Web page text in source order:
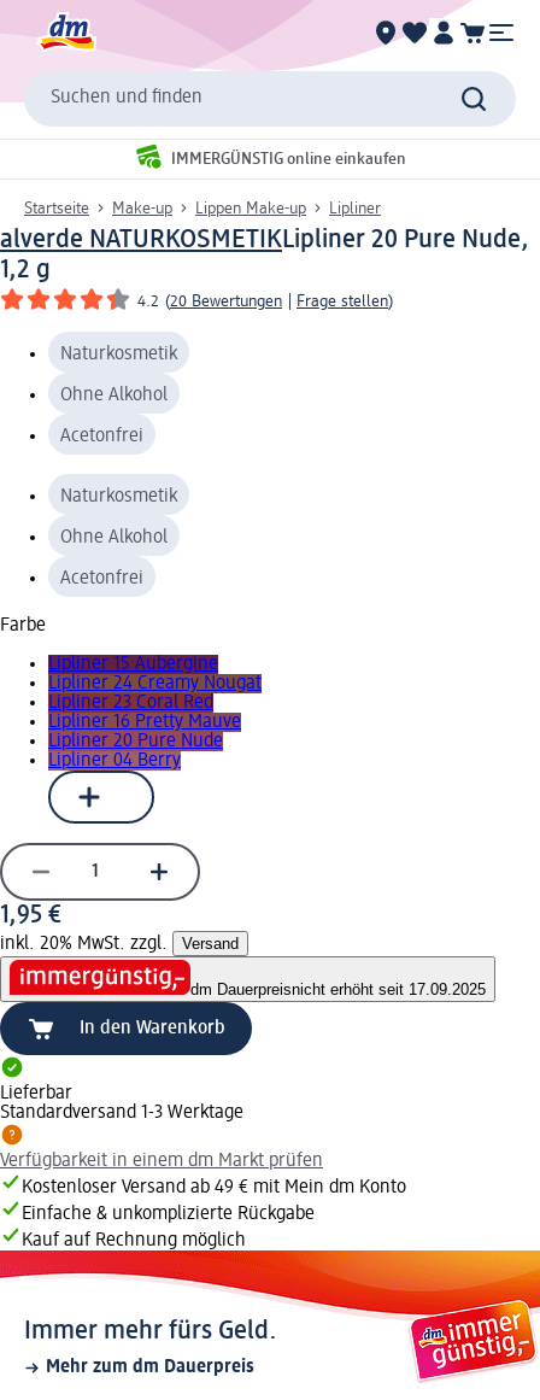
Suchen und finden
IMMERGÜNSTIG online einkaufen
Startseite Make-up Lippen Make-up Lipliner
alverde NATURKOSMETIKLipliner 20 Pure Nude,
1,2 g
4.2 (20 Bewertungen Frage stellen)
Naturkosmetik
Ohne Alkohol
Acetonfrei
Naturkosmetik
Ohne Alkohol
Acetonfrei
Farbe
Lipliner 15 Aubergine
Lipliner 24 Creamy Nougat
Lipliner 23 Coral Red
Lipliner 16 Pretty Mauve
Lipliner 20 Pure Nude
Lipliner 04 Berry
1,95 €
inkl. 20% MwSt. zzgl. Versand
dm Dauerpreisnicht erhöht seit 17.09.2025
In den Warenkorb
Lieferbar
Standardversand 1-3 Werktage
Verfügbarkeit in einem dm Markt prüfen
Kostenloser Versand ab 49 € mit Mein dm Konto
Einfache & unkomplizierte Rückgabe
Kauf auf Rechnung möglich
Immer mehr fürs Geld.
Mehr zum dm Dauerpreis